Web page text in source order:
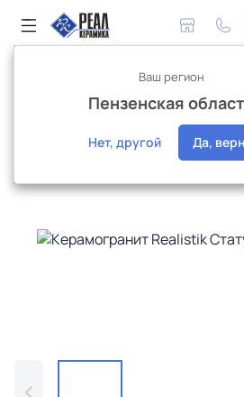
Керамическая плитка Realistik
Ваш регион
Пензенская
Нет, другой Да,